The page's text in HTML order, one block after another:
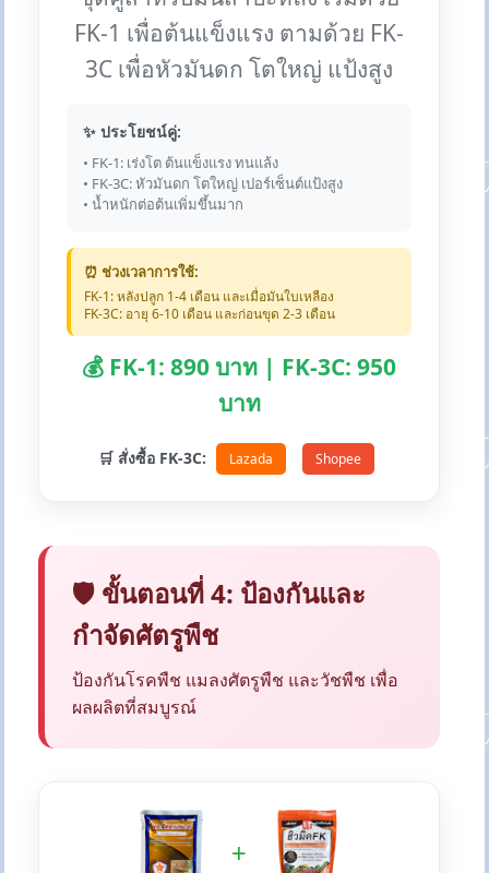
FK-1 เพื่อต้นแข็งแรง ตามด้วย FK-
3C เพื่อหัวมันดก โตใหญ่ แป้งสูง
✨ ประโยชน์คู่:
• FK-1: เร่งโต ต้นแข็งแรง ทนแล้ง
• FK-3C: หัวมันดก โตใหญ่ เปอร์เซ็นต์แป้งสูง
• น้ำหนักต่อต้นเพิ่มขึ้นมาก
⏰ ช่วงเวลาการใช้:
FK-1: หลังปลูก 1-4 เดือน และเมื่อมันใบเหลือง
FK-3C: อายุ 6-10 เดือน และก่อนขุด 2-3 เดือน
💰 FK-1: 890 บาท | FK-3C: 950
บาท
🛒 สั่งซื้อ FK-3C: Lazada Shopee
🛡️ ขั้นตอนที่ 4: ป้องกันและ
กำจัดศัตรูพืช
ป้องกันโรคพืช แมลงศัตรูพืช และวัชพืช เพื่อ
ผลผลิตที่สมบูรณ์
+